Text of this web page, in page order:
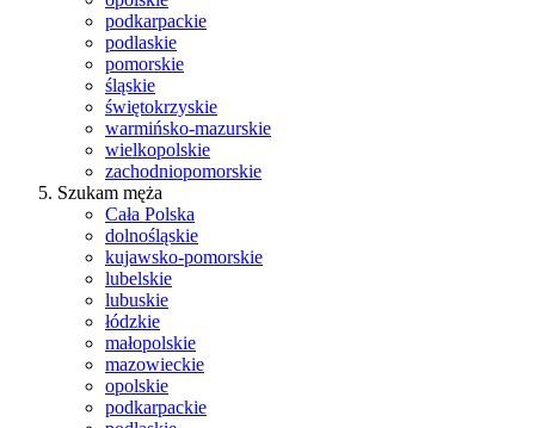
podkarpackie
podlaskie
pomorskie
śląskie
świętokrzyskie
warmińsko-mazurskie
wielkopolskie
zachodniopomorskie
Szukam męża
Cała Polska
dolnośląskie
kujawsko-pomorskie
lubelskie
lubuskie
łódzkie
małopolskie
mazowieckie
opolskie
podkarpackie